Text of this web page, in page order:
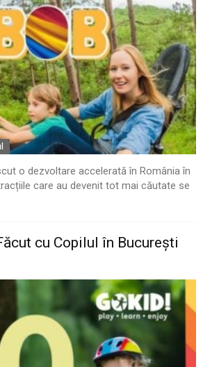
o dezvoltare accelerată în România în
care au devenit tot mai căutate se
cu Copilul în București